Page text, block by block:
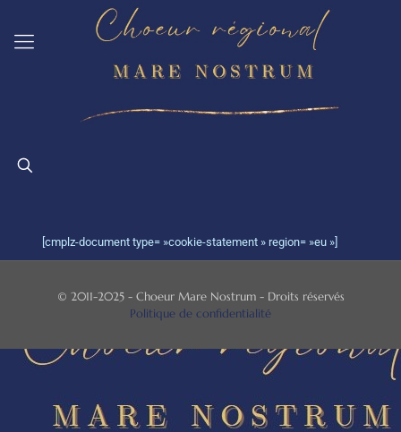
[cmplz-document type= »cookie-statement » region= »eu »]
© 2011-2025 - Choeur Mare Nostrum - Droits réservés
Politique de confidentialité